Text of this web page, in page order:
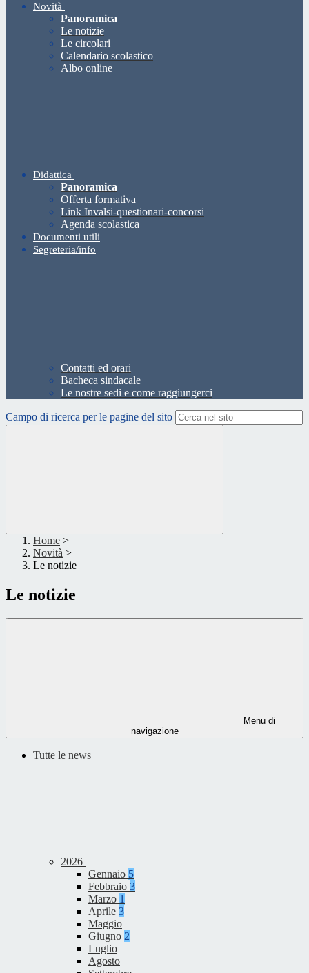
Novità
Panoramica
Le notizie
Le circolari
Calendario scolastico
Albo online
Didattica
Panoramica
Offerta formativa
Link Invalsi-questionari-concorsi
Agenda scolastica
Documenti utili
Segreteria/info
Contatti ed orari
Bacheca sindacale
Le nostre sedi e come raggiungerci
Campo di ricerca per le pagine del sito
Home >
Novità >
Le notizie
Le notizie
Menu di
navigazione
Tutte le news
2026
Gennaio 5
Febbraio 3
Marzo 1
Aprile 3
Maggio
Giugno 2
Luglio
Agosto